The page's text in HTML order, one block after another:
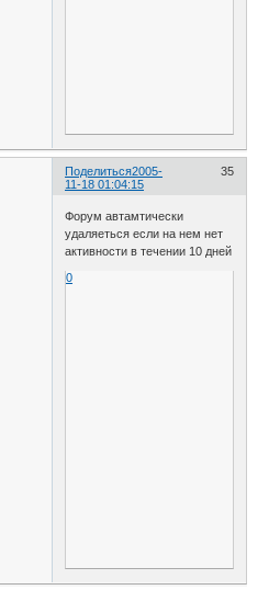
Поделиться 35
2005-
11-18 01:04:15
Форум автамтически
удаляеться если на нем нет
активности в течении 10 дней
0